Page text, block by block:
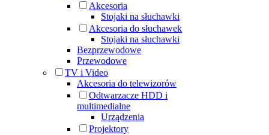
Akcesoria
Stojaki na słuchawki
Akcesoria do słuchawek
Stojaki na słuchawki
Bezprzewodowe
Przewodowe
TV i Video
Akcesoria do telewizorów
Odtwarzacze HDD i
multimedialne
Urządzenia
Projektory